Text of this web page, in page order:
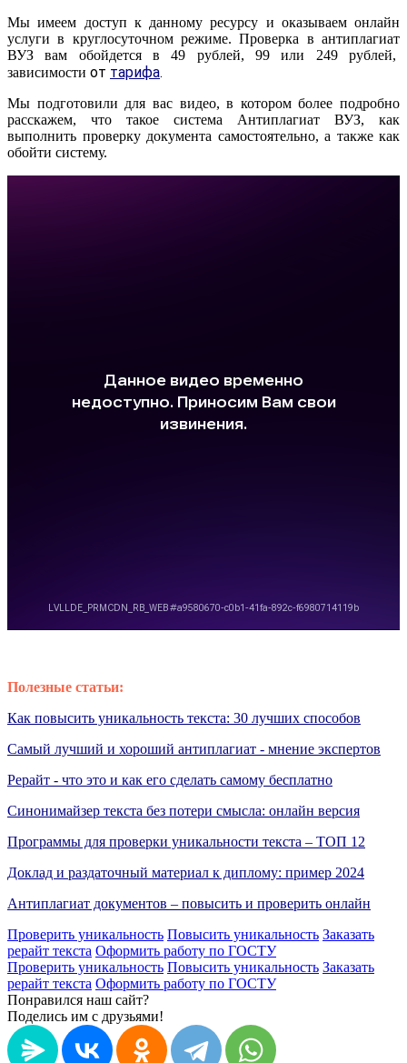
Мы имеем доступ к данному ресурсу и оказываем онлайн
услуги в круглосуточном режиме. Проверка в антиплагиат
ВУЗ вам обойдется в 49 рублей, 99 или 249 рублей,
зависимости от тарифа.
Мы подготовили для вас видео, в котором более подробно
расскажем, что такое система Антиплагиат ВУЗ, как
выполнить проверку документа самостоятельно, а также как
обойти систему.
Полезные статьи:
Как повысить уникальность текста: 30 лучших способов
Самый лучший и хороший антиплагиат - мнение экспертов
Рерайт - что это и как его сделать самому бесплатно
Синонимайзер текста без потери смысла: онлайн версия
Программы для проверки уникальности текста – ТОП 12
Доклад и раздаточный материал к диплому: пример 2024
Антиплагиат документов – повысить и проверить онлайн
Проверить уникальность Повысить уникальность Заказать
рерайт текста Оформить работу по ГОСТУ
Проверить уникальность Повысить уникальность Заказать
рерайт текста Оформить работу по ГОСТУ
Понравился наш сайт?
Поделись им с друзьями!